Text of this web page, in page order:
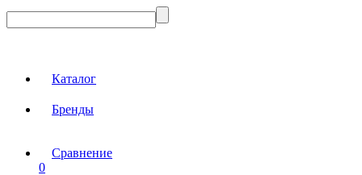
Каталог
Бренды
Сравнение
0